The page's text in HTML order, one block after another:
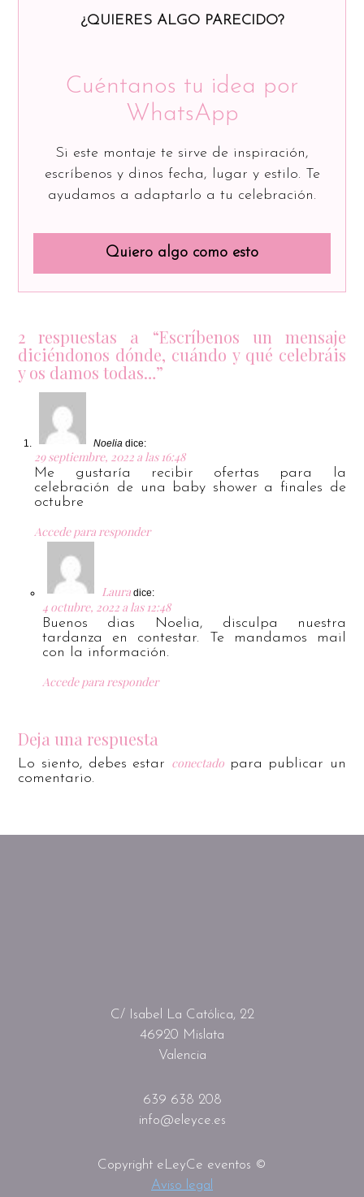
¿QUIERES ALGO PARECIDO?
Cuéntanos tu idea por
WhatsApp
Si este montaje te sirve de inspiración,
escríbenos y dinos fecha, lugar y estilo. Te
ayudamos a adaptarlo a tu celebración.
Quiero algo como esto
2 respuestas a “Escríbenos un mensaje
diciéndonos dónde, cuándo y qué celebráis
y os damos todas…”
Noelia dice:
29 septiembre, 2022 a las 16:48
Me gustaría recibir ofertas para la
celebración de una baby shower a finales de
octubre
Accede para responder
Laura dice:
4 octubre, 2022 a las 12:48
Buenos dias Noelia, disculpa nuestra
tardanza en contestar. Te mandamos mail
con la información.
Accede para responder
Deja una respuesta
Lo siento, debes estar conectadopara publicar un
comentario.
C/ Isabel La Católica, 22
46920 Mislata
Valencia
639 638 208
info@eleyce.es
Copyright eLeyCe eventos ©
Aviso legal